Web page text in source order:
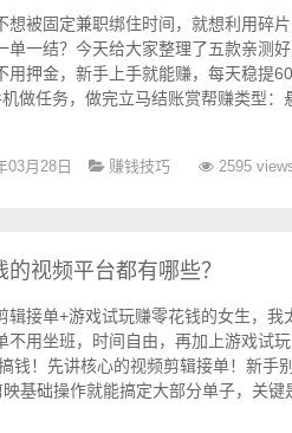
想被固定兼职绑住时间，就想利用碎片
单一结？今天给大家整理了五款亲测
用押金，新手上手就能赚，每天稳提
做任务，做完立马结账赏帮赚类型：
03月28日 赚钱技巧 2595
视频平台都有哪些？
辑接单+游戏试玩赚零花钱的女生，我
不用坐班，时间自由，再加上游戏试
钱！先讲核心的视频剪辑接单！新手
基础操作就能搞定大部分单子，关键